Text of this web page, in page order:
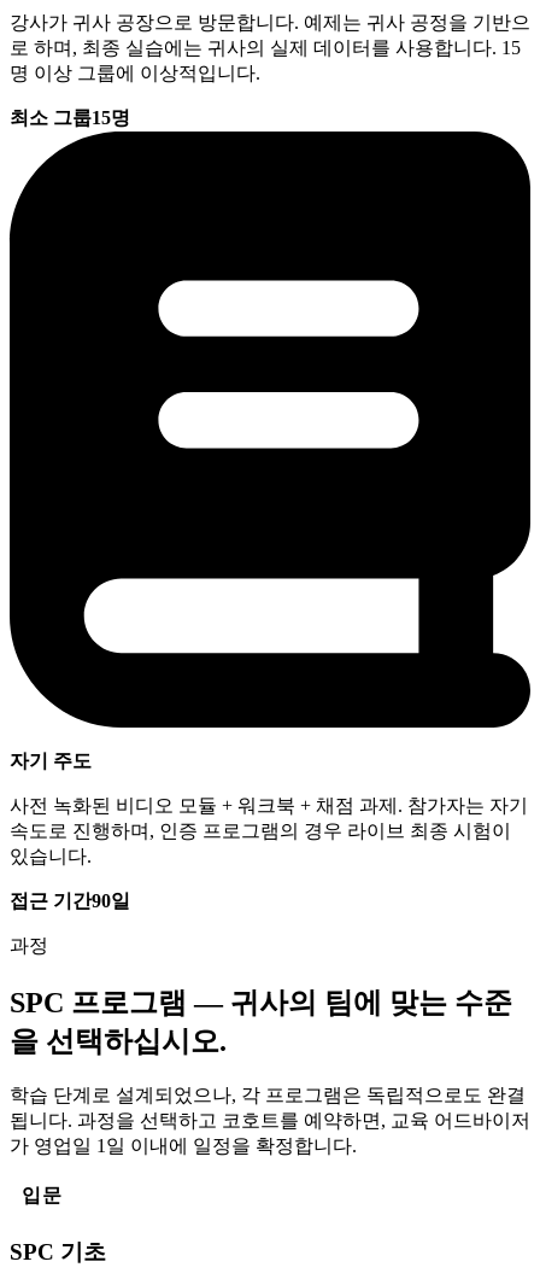
강사가 귀사 공장으로 방문합니다. 예제는 귀사 공정을 기반으
로 하며, 최종 실습에는 귀사의 실제 데이터를 사용합니다. 15
명 이상 그룹에 이상적입니다.
최소 그룹15명
자기 주도
사전 녹화된 비디오 모듈 + 워크북 + 채점 과제. 참가자는 자기
속도로 진행하며, 인증 프로그램의 경우 라이브 최종 시험이
있습니다.
접근 기간90일
과정
SPC 프로그램 — 귀사의 팀에 맞는 수준
을 선택하십시오.
학습 단계로 설계되었으나, 각 프로그램은 독립적으로도 완결
됩니다. 과정을 선택하고 코호트를 예약하면, 교육 어드바이저
가 영업일 1일 이내에 일정을 확정합니다.
입문
SPC 기초